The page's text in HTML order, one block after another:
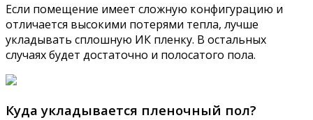
Если помещение имеет сложную конфигурацию и
отличается высокими потерями тепла, лучше
укладывать сплошную ИК пленку. В остальных
случаях будет достаточно и полосатого пола.
Куда укладывается пленочный пол?